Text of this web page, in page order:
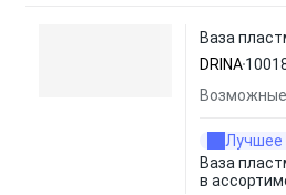
Ваза
DRINA
Лучшее
Ваза
в